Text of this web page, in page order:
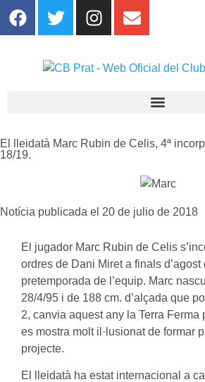
El lleidatà Marc Rubin de Celis, 4ª
18/19.
Notícia publicada el 20 de julio de 2018
El jugador Marc Rubin de Celis
ordres de Dani Miret a finals
pretemporada de l’equip. Marc
28/4/95 i de 188 cm. d’alçada que
2, canvia aquest any la Terra Ferma
es mostra molt il·lusionat de formar
projecte.
El lleidatà ha estat internacional a